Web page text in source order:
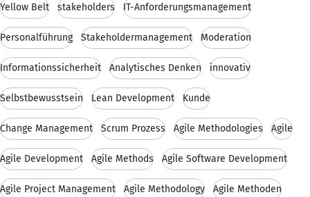
Yellow Belt stakeholders IT-Anforderungsmanagement
Personalführung Stakeholdermanagement Moderation
Informationssicherheit Analytisches Denken innovativ
Selbstbewusstsein Lean Development Kunde
Change Management Scrum Prozess Agile Methodologies Agile
Agile Development Agile Methods Agile Software Development
Agile Project Management Agile Methodology Agile Methoden